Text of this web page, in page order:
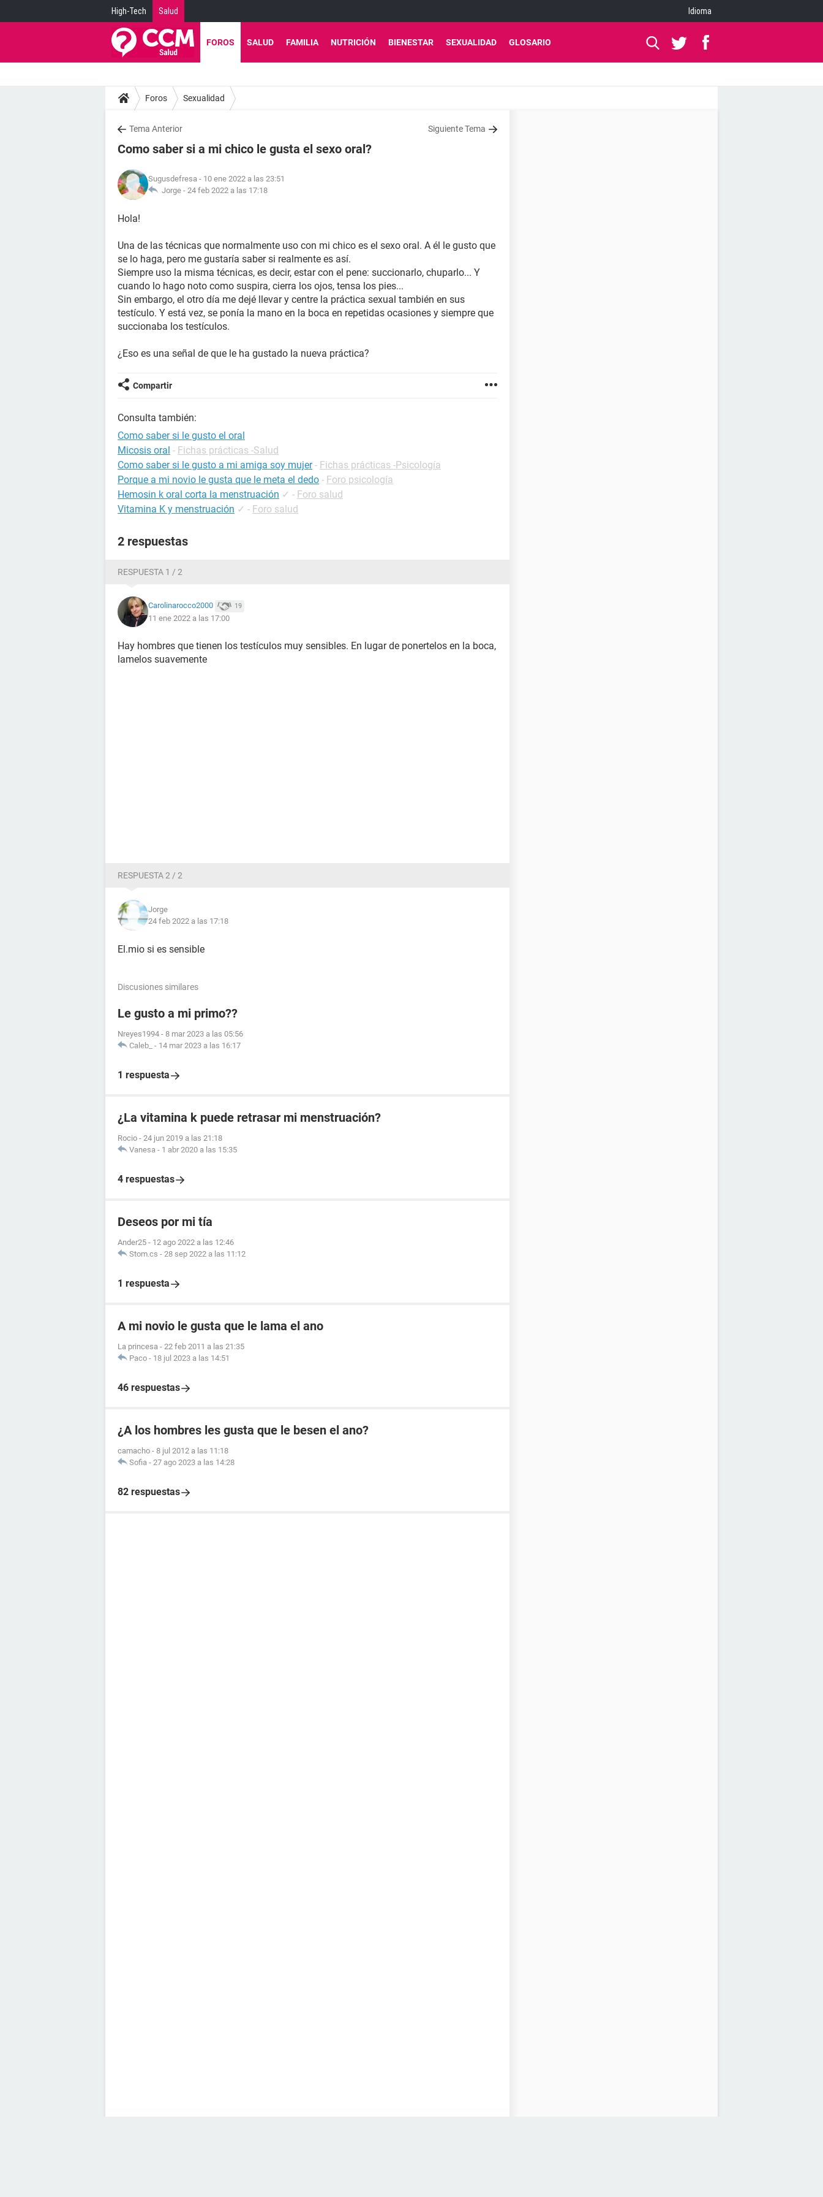
High-Tech Salud Idioma
FOROS SALUD FAMILIA NUTRICIÓN BIENESTAR SEXUALIDAD GLOSARIO
Foros Sexualidad
Tema Anterior Siguiente Tema
Como saber si a mi chico le gusta el sexo oral?
Sugusdefresa - 10 ene 2022 a las 23:51
Jorge - 24 feb 2022 a las 17:18
Hola!
Una de las técnicas que normalmente uso con mi chico es el sexo oral. A él le gusto que
se lo haga, pero me gustaría saber si realmente es así.
Siempre uso la misma técnicas, es decir, estar con el pene: succionarlo, chuparlo... Y
cuando lo hago noto como suspira, cierra los ojos, tensa los pies...
Sin embargo, el otro día me dejé llevar y centre la práctica sexual también en sus
testículo. Y está vez, se ponía la mano en la boca en repetidas ocasiones y siempre que
succionaba los testículos.
¿Eso es una señal de que le ha gustado la nueva práctica?
Compartir
Consulta también:
Como saber si le gusto el oral
Micosis oral - Fichas prácticas -Salud
Como saber si le gusto a mi amiga soy mujer - Fichas prácticas -Psicología
Porque a mi novio le gusta que le meta el dedo - Foro psicología
Hemosin k oral corta la menstruación ✓ - Foro salud
Vitamina K y menstruación ✓ - Foro salud
2 respuestas
RESPUESTA 1 / 2
Carolinarocco2000 19
11 ene 2022 a las 17:00
Hay hombres que tienen los testículos muy sensibles. En lugar de ponertelos en la boca,
lamelos suavemente
RESPUESTA 2 / 2
Jorge
24 feb 2022 a las 17:18
El.mio si es sensible
Discusiones similares
Le gusto a mi primo??
Nreyes1994 - 8 mar 2023 a las 05:56
Caleb_ - 14 mar 2023 a las 16:17
1 respuesta
¿La vitamina k puede retrasar mi menstruación?
Rocio - 24 jun 2019 a las 21:18
Vanesa - 1 abr 2020 a las 15:35
4 respuestas
Deseos por mi tía
Ander25 - 12 ago 2022 a las 12:46
Stom.cs - 28 sep 2022 a las 11:12
1 respuesta
A mi novio le gusta que le lama el ano
La princesa - 22 feb 2011 a las 21:35
Paco - 18 jul 2023 a las 14:51
46 respuestas
¿A los hombres les gusta que le besen el ano?
camacho - 8 jul 2012 a las 11:18
Sofia - 27 ago 2023 a las 14:28
82 respuestas